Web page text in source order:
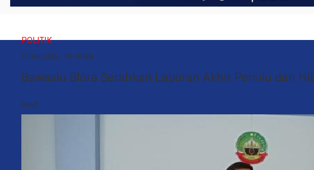
POLITIK
17 Juni 2025, 00:48 WIB
Bawaslu Blora Serahkan Laporan Akhir Pemilu dan
AndiZ